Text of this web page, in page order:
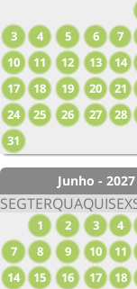
3
4 5 6 7
10
11 12 13 14
17
18 19 20 21
24
25 26 27 28
31
Junho - 2027
SEGTERQUAQUISEX
1 2 3 4
7
8 9 10 11
14
15 16 17 18